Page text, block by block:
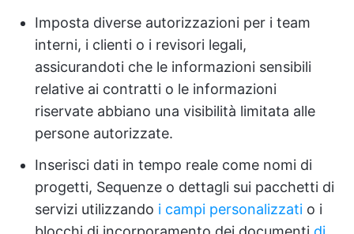
Imposta diverse autorizzazioni per i team
interni, i clienti o i revisori legali,
assicurandoti che le informazioni sensibili
relative ai contratti o le informazioni
riservate abbiano una visibilità limitata alle
persone autorizzate.
Inserisci dati in tempo reale come nomi di
progetti, Sequenze o dettagli sui pacchetti di
servizi utilizzando i campi personalizzati o i